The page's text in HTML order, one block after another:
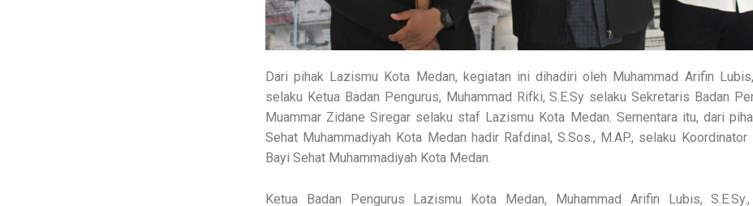
Dari pihak Lazismu Kota Medan, kegiatan ini dihadiri oleh Muhammad Arifin Lubis,
selaku Ketua Badan Pengurus, Muhammad Rifki, S.E.Sy selaku Sekretaris Badan
Muammar Zidane Siregar selaku staf Lazismu Kota Medan. Sementara itu, dari
Sehat Muhammadiyah Kota Medan hadir Rafdinal, S.Sos., M.AP., selaku Koordinator
Bayi Sehat Muhammadiyah Kota Medan.
Ketua Badan Pengurus Lazismu Kota Medan, Muhammad Arifin Lubis,